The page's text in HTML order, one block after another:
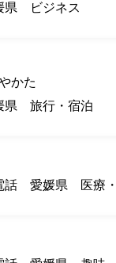
県 ビジネス
かた
県 旅行・宿泊
話 愛媛県 医療